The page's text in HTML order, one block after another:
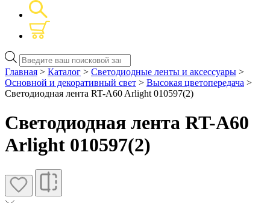
Поиск
товаров
Главная > Каталог > Светодиодные ленты и аксессуары >
Основной и декоративный свет > Высокая цветопередача >
Светодиодная лента RT-A60 Arlight 010597(2)
Светодиодная лента RT-A60
Arlight 010597(2)